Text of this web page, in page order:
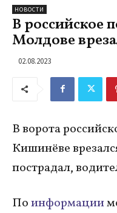
НОВОСТИ
В российское
Молдове
02.08.2023
В ворота
Кишинёве
пострадал,
Поинформации